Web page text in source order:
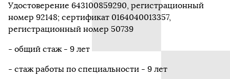
Удостоверение 643100859290, регистрационный
номер 92148; сертификат 0164040013357,
регистрационный номер 50739
- общий стаж - 9 лет
- стаж работы по специальности - 9 лет